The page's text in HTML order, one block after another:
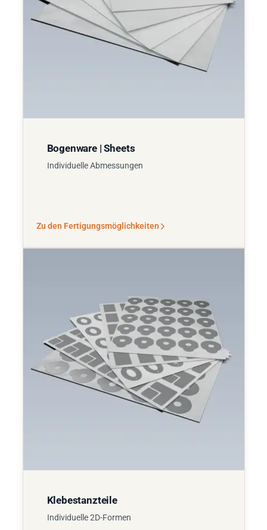
Bogenware | Sheets
Individuelle Abmessungen
Zu den Fertigungsmöglichkeiten
Klebestanzteile
Individuelle 2D-Formen